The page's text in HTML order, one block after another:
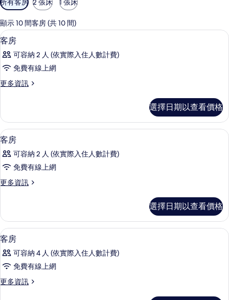
用
的
客
房
篩
選
件
所有客房 2 張床 1 張床
顯示 10 間客房 (共 10 間)
顯
示
客
的
有
相
片
8
客房
可容納 2 人 (依實際入住人數計費)
免費有線上網
更多資訊
更
的
詳
情
選擇日期以查看價格
顯
示
客
的
有
相
片
3
客房
可容納 2 人 (依實際入住人數計費)
免費有線上網
更多資訊
更
的
詳
情
選擇日期以查看價格
顯
示
客
的
6
客房
可容納 4 人 (依實際入住人數計費)
免費有線上網
更多資訊
更